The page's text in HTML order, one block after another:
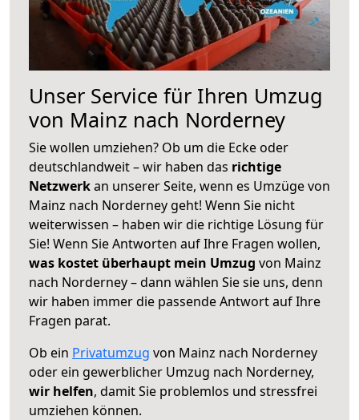
Unser Service für Ihren Umzug
von Mainz nach Norderney
Sie wollen umziehen? Ob um die Ecke oder
deutschlandweit – wir haben das richtige
Netzwerkan unserer Seite, wenn es Umzüge von
Mainz nach Norderney geht! Wenn Sie nicht
weiterwissen – haben wir die richtige Lösung für
Sie! Wenn Sie Antworten auf Ihre Fragen wollen,
was kostet überhaupt mein Umzug von Mainz
nach Norderney – dann wählen Sie sie uns, denn
wir haben immer die passende Antwort auf Ihre
Fragen parat.
Ob ein Privatumzug von Mainz nach Norderney
oder ein gewerblicher Umzug nach Norderney,
wir helfen, damit Sie problemlos und stressfrei
umziehen können.